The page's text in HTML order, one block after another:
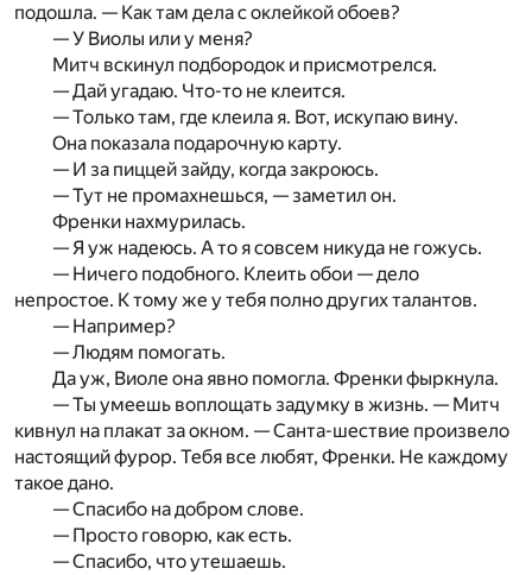
подошла. — Как там дела с оклейкой обоев?
— У Виолы или у меня?
Митч вскинул подбородок и присмотрелся.
— Дай угадаю. Что-то не клеится.
— Только там, где клеила я. Вот, искупаю вину.
Она показала подарочную карту.
— И за пиццей зайду, когда закроюсь.
— Тут не промахнешься, — заметил он.
Френки нахмурилась.
— Я уж надеюсь. А то я совсем никуда не гожусь.
— Ничего подобного. Клеить обои — дело
непростое. К тому же у тебя полно других талантов.
— Например?
— Людям помогать.
Да уж, Виоле она явно помогла. Френки фыркнула.
— Ты умеешь воплощать задумку в жизнь. — Митч
кивнул на плакат за окном. — Санта-шествие произвело
настоящий фурор. Тебя все любят, Френки. Не каждому
такое дано.
— Спасибо на добром слове.
— Просто говорю, как есть.
— Спасибо, что утешаешь.